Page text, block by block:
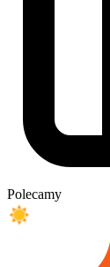
Polecamy